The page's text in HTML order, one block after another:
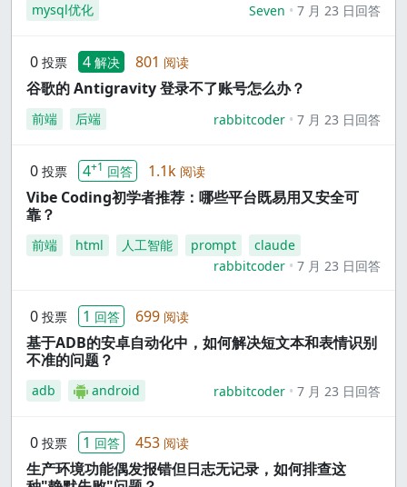
mysql优化 Seven 7 月 23 日回答
0 投票 4 解决 801 阅读
谷歌的 Antigravity 登录不了账号怎么办？
前端 后端 rabbitcoder 7 月 23 日回答
0 投票 4+1 回答 1.1k 阅读
Vibe Coding初学者推荐：哪些平台既易用又安全可
靠？
前端 html 人工智能 prompt
claude
rabbitcoder
7 月 23 日回答
0 投票 1 回答 699 阅读
基于ADB的安卓自动化中，如何解决短文本和表情识别
不准的问题？
adb android rabbitcoder 7 月 23 日回答
0 投票 1 回答 453 阅读
生产环境功能偶发报错但日志无记录，如何排查这